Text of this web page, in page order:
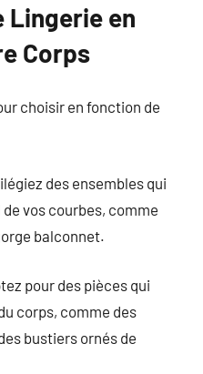
Lingerie en
Corps
choisir en fonction de
des ensembles qui
vos courbes, comme
balconnet.
pour des pièces qui
corps, comme des
bustiers ornés de